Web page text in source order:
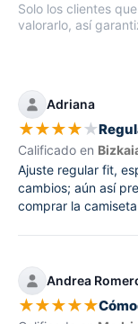
Solo los clientes
valorarlo, así
Adriana
★★★★★
Calificado en
Ajuste regular fit,
cambios; aún así
comprar la
Andrea
★★★★★